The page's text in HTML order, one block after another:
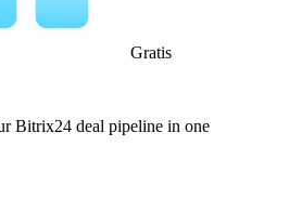
Gratis
Bitrix24 deal pipeline in one